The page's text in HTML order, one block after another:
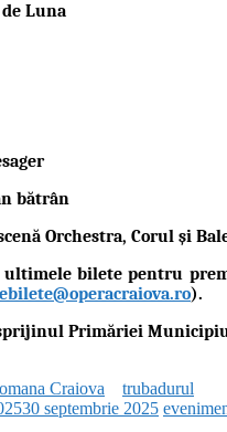
Luna
bătrân
Orchestra, Corul și
ultimele bilete pentru
).
Primăriei
Craiova
trubadurul
30 septembrie 2025